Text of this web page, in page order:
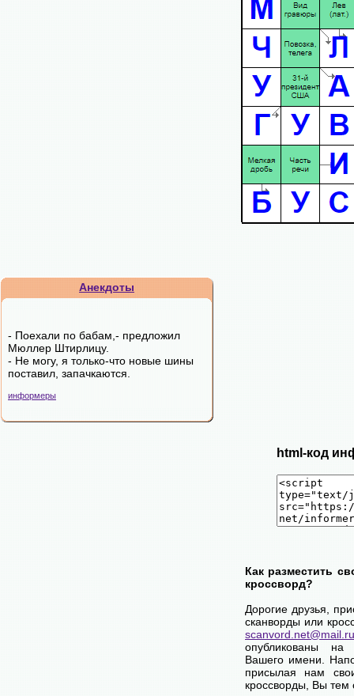
Анекдоты
- Поехали по бабам,- пpедложил
Мюллеp Штиpлицy.
- Hе могy, я только-что новые шины
поставил, запачкаются.
информеры
html-код
Как разместить
кроссворд?
Дорогие друзья,
сканворды или
scanvord.net@mail.ru
опубликованы
Вашего имени.
присылая нам
кроссворды, Вы